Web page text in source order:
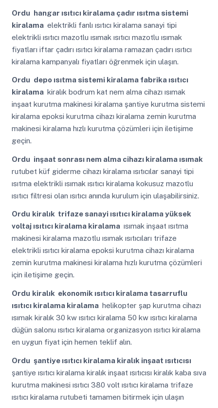
Ordu hangar ısıtıcı kiralama çadır ısıtma sistemi
kiralama elektrikli fanlı ısıtıcı kiralama sanayi tipi
elektrikli ısıtıcı mazotlu ısımak ısıtıcı mazotlu ısımak
fiyatları iftar çadırı ısıtıcı kiralama ramazan çadırı ısıtıcı
kiralama kampanyalı fiyatları öğrenmek için ulaşın.
Ordu depo ısıtma sistemi kiralama fabrika ısıtıcı
kiralama kiralık bodrum kat nem alma cihazı ısımak
inşaat kurutma makinesi kiralama şantiye kurutma sistemi
kiralama epoksi kurutma cihazı kiralama zemin kurutma
makinesi kiralama hızlı kurutma çözümleri için iletişime
geçin.
Ordu inşaat sonrası nem alma cihazı kiralama ısımak
rutubet küf giderme cihazı kiralama ısıtıcılar sanayi tipi
ısıtma elektrikli ısımak ısıtıcı kiralama kokusuz mazotlu
ısıtıcı filtresi olan ısıtıcı anında kurulum için ulaşabilirsiniz.
Ordu kiralık trifaze sanayi ısıtıcı kiralama yüksek
voltaj ısıtıcı kiralama kiralama ısımak inşaat ısıtma
makinesi kiralama mazotlu ısımak ısıtıcıları trifaze
elektrikli ısıtıcı kiralama epoksi kurutma cihazı kiralama
zemin kurutma makinesi kiralama hızlı kurutma çözümleri
için iletişime geçin.
Ordu kiralık ekonomik ısıtıcı kiralama tasarruflu
ısıtıcı kiralama kiralama helikopter şap kurutma cihazı
ısımak kiralık 30 kw ısıtıcı kiralama 50 kw ısıtıcı kiralama
düğün salonu ısıtıcı kiralama organizasyon ısıtıcı kiralama
en uygun fiyat için hemen teklif alın.
Ordu şantiye ısıtıcı kiralama kiralık inşaat ısıtıcısı
şantiye ısıtıcı kiralama kiralık inşaat ısıtıcısı kiralık kaba sıva
kurutma makinesi ısıtıcı 380 volt ısıtıcı kiralama trifaze
ısıtıcı kiralama rutubeti tamamen bitirmek için ulaşın